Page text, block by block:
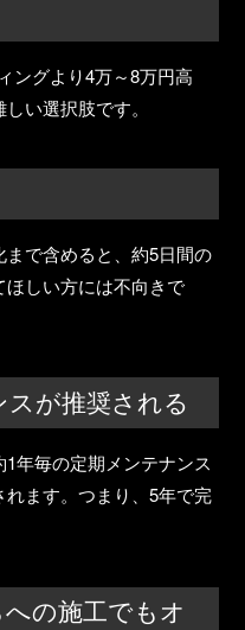
ングより4万～8万円高
い選択肢です。
まで含めると、約5日間の
しい方には不向きで
スが推奨される
1年毎の定期メンテナンス
れます。つまり、5年で完
の施工でもオ